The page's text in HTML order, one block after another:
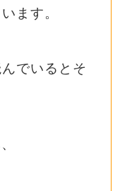
ます。
でいるとそ